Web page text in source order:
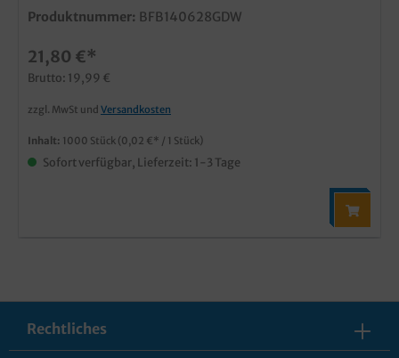
Produktnummer: BFB140628GDW
21,80 €*
Brutto: 19,99 €
zzgl. MwSt und Versandkosten
Inhalt: 1000 Stück (0,02 €* / 1 Stück)
Sofort verfügbar, Lieferzeit: 1-3 Tage
Rechtliches